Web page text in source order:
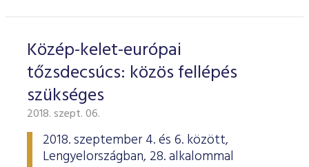
Közép-kelet-európai
tőzsdecsúcs: közös fellépés
szükséges
2018. szept. 06.
2018. szeptember 4. és 6. között,
Lengyelországban, 28. alkalommal